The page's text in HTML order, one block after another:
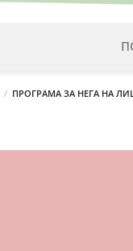
/ ПРОГРАМА ЗА НЕГА НА